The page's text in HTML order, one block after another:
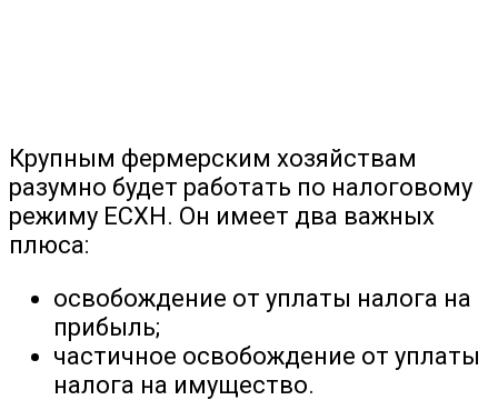
Крупным фермерским хозяйствам
разумно будет работать по налоговому
режиму ЕСХН. Он имеет два важных
плюса:
освобождение от уплаты налога на
прибыль;
частичное освобождение от уплаты
налога на имущество.